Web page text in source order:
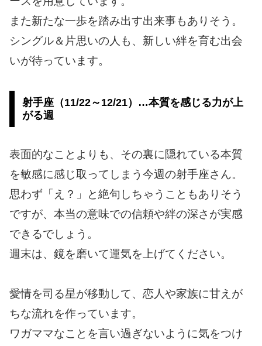
また新たな一歩を踏み出す出来事もありそう。
シングル＆片思いの人も、新しい絆を育む出会
いが待っています。
射手座（11/22～12/21）…本質を感じる力が上
がる週
表面的なことよりも、その裏に隠れている本質
を敏感に感じ取ってしまう今週の射手座さん。
思わず「え？」と絶句しちゃうこともありそう
ですが、本当の意味での信頼や絆の深さが実感
できるでしょう。
週末は、鏡を磨いて運気を上げてください。
愛情を司る星が移動して、恋人や家族に甘えが
ちな流れを作っています。
ワガママなことを言い過ぎないように気をつけ